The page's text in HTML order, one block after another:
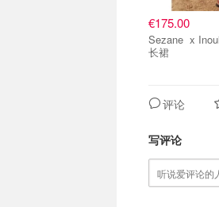
€175.00
Sezane x Inoui Editions 联名挂脖
长裙
评论
写评论